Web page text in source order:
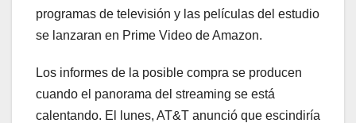
programas de televisión y las películas del estudio
se lanzaran en Prime Video de Amazon.
Los informes de la posible compra se producen
cuando el panorama del streaming se está
calentando. El lunes, AT&T anunció que escindiría